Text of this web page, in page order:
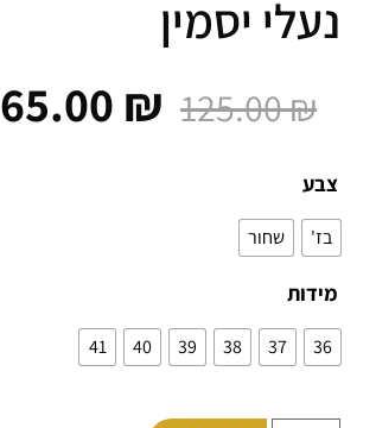
נעלי יסמין
125.00₪
65.00 ₪
צבע
בז' שחור
מידות
36
37
38
39
40
41